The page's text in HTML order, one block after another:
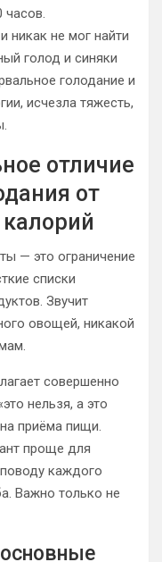
часов.
никак не мог найти
голод и синяки
голодание и
исчезла тяжесть,
отличие
от
— это ограничение
списки
Звучит
овощей, никакой
совершенно
нельзя, а это
приёма пищи.
проще для
каждого
Важно только не